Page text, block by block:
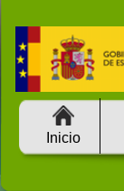
Inicio